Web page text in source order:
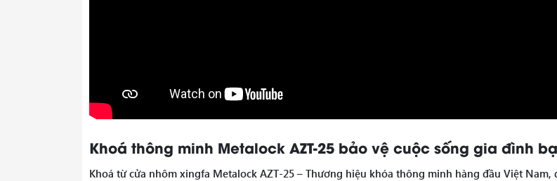
Khoá thông minh Metalock AZT-25 bảo vệ cuộc sống gia đình
Khoá từ cửa nhôm xingfa Metalock AZT-25 – Thương hiệu khóa thông minh hàng đầu Việt Nam,